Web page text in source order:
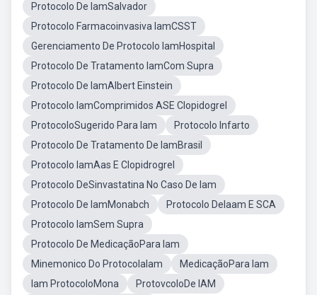
Protocolo De IamSalvador
Protocolo Farmacoinvasiva IamCSST
Gerenciamento De Protocolo IamHospital
Protocolo De Tratamento IamCom Supra
Protocolo De IamAlbert Einstein
Protocolo IamComprimidos ASE Clopidogrel
ProtocoloSugerido Para Iam
Protocolo Infarto
Protocolo De Tratamento De IamBrasil
Protocolo IamAas E Clopidrogrel
Protocolo DeSinvastatina No Caso De Iam
Protocolo De IamMonabch
Protocolo DeIaam E SCA
Protocolo IamSem Supra
Protocolo De MedicaçãoPara Iam
Minemonico Do ProtocolaIam
MedicaçãoPara Iam
Iam ProtocoloMona
ProtovcoloDe IAM